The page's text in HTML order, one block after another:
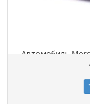
Автомобиль
цвет,